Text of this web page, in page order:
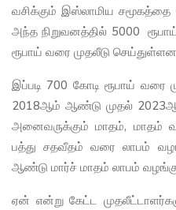
வசிக்கும் இஸ்லாமிய சமூகத்தை
அந்த நிறுவனத்தில் 5000
ரூபாய் வரை முதலீடு
இப்படி 700 கோடி ரூபாய் வரை
2018ஆம் ஆண்டு முதல்
அனைவருக்கும் மாதம், மாதம்
பத்து சதவீதம் வரை லாபம்
ஆண்டு மார்ச் மாதம் லாபம்
ஏன் என்று கேட்ட